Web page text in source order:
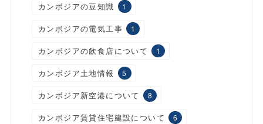
カンボジアの豆知識 1
カンボジアの電気工事 1
カンボジアの飲食店について 1
カンボジア土地情報 5
カンボジア新空港について 8
カンボジア賃貸住宅建設について 6